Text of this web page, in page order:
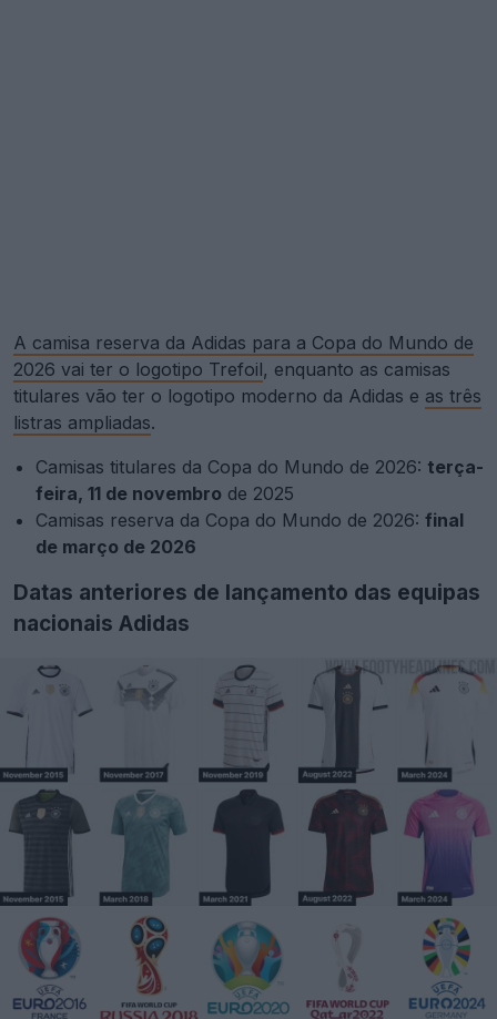
A camisa reserva da Adidas para a Copa do Mundo de
2026 vai ter o logotipo Trefoil, enquanto as camisas
titulares vão ter o logotipo moderno da Adidas e as três
listras ampliadas.
Camisas titulares da Copa do Mundo de 2026: terça-
feira, 11 de novembro de 2025
Camisas reserva da Copa do Mundo de 2026: final
de março de 2026
Datas anteriores de lançamento das equipas
nacionais Adidas